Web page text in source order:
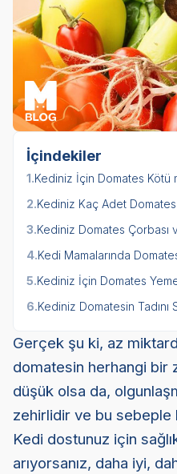
İçindekiler
1.Kediniz İçin Domates Kötü
2.Kediniz Kaç Adet
3.Kediniz Domates Çorbası
4.Kedi Mamalarında Domates
5.Kediniz İçin Domates
6.Kediniz Domatesin Tadını
Gerçek şu ki, az
domatesin herhangi bir
düşük olsa da,
zehirlidir ve bu sebeple
Kedi dostunuz için
arıyorsanız, daha iyi,